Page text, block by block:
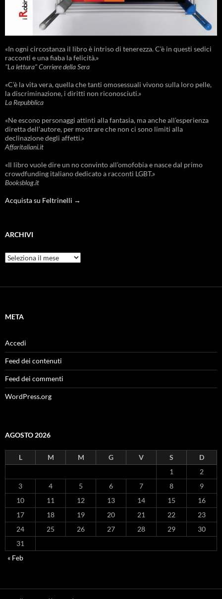
«In ogni circostanza il libro è intriso di tenerezza. C'è in questi sedici
racconti e una fiaba la felicità.»
"La lettura" Corriere della Sera
«C’è la vita vera, quella che tanti omosessuali vivono sulla loro pelle,
la discriminazione, i diritti non riconosciuti.»
La Repubblica
«Ne escono personaggi attinti alla fantasia, ma anche all’esperienza
diretta dell’autore, per mostrare che non ci sono limiti alla
declinazione degli affetti.»
Affaritaliani.it
«Il libro vuole dire un no convinto all’omofobia e nasce dal primo
crowdfunding italiano dedicato a racconti LGBT.»
Booksblog.it
Acquista su Feltrinelli →
ARCHIVI
Archivi
META
Accedi
Feed dei contenuti
Feed dei commenti
WordPress.org
AGOSTO 2026
L M M G V S
D
1
2
3
4 5 6 7 8
9
10
11 12 13 14 15
16
17
18 19 20 21 22
23
24
25 26 27 28 29
30
31
« Feb